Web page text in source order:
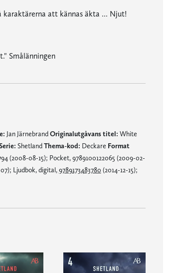
att kännas äkta ... Njut!
Smålänningen
Jan JärnebrandOriginalutgåvans titel: White
ShetlandThema-kod: Deckare Format
(2008-08-15); Pocket, 9789100122065 (2009-02-
07); Ljudbok, digital,9789173483780 (2014-12-15);